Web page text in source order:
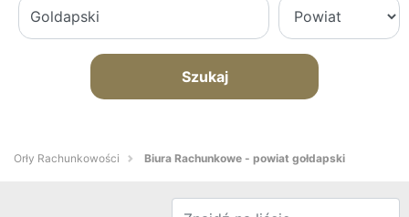
Szukaj
Orły Rachunkowości Biura Rachunkowe - powiat gołdapski